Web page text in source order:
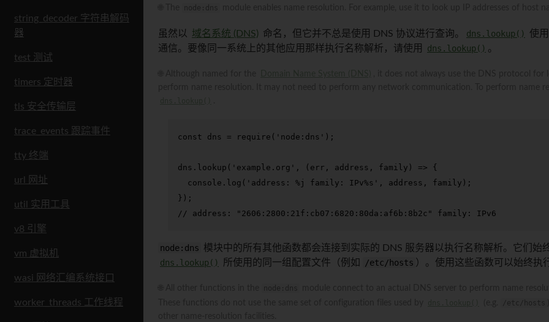
string_decoder 字符串解码
器
test 测试
timers 定时器
tls 安全传输层
trace_events 跟踪事件
tty 终端
url 网址
util 实用工具
v8 引擎
vm 虚拟机
wasi 网络汇编系统接口
worker_threads 工作线程
虽然以 域名系统 (DNS) 命名，但它并不总是使用 DNS 协议进行查询。 dns.lookup()
使
通信。要像同一系统上的其他应用那样执行名称解析，请使用
dns.lookup() 。
const dns = require ( 'node:dns' );
dns. lookup ( 'example.org' , ( err, address, family ) => {
console . log ( 'address: %j family: IPv%s' , address, family);
// address: "2606:2800:21f:cb07:6820:80da:af6b:8b2c" family: IPv6
node:dns 模块中的所有其他函数都会连接到实际的 DNS 服务器以执行名称解析。它们始
dns.lookup()
所使用的同一组配置文件（例如 /etc/hosts ）。使用这些函数可以始终执